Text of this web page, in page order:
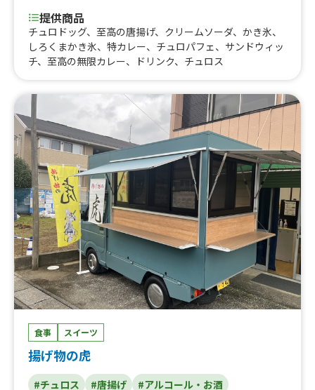
提供商品
チュロドッグ、至高の唐揚げ、クリームソーダ、かき氷、
しろくまかき氷、特カレー、チュロパフェ、サンドウィッ
チ、至高の無限カレー、ドリンク、チュロス
食事 スイーツ
揚げ物の虎
#チュロス #唐揚げ #アルコール・お酒